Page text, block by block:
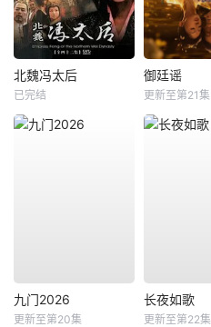
北魏冯太后
已完结
御廷谣
更新至第21集
九门2026
更新至第20集
长夜如歌
更新至第22集